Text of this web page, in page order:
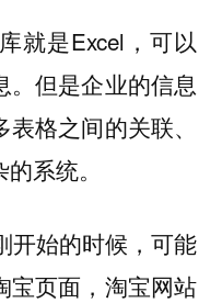
就是Excel，可以
。但是企业的信息
格之间的关联、
系统。
开始的时候，可能
宝页面，淘宝网站